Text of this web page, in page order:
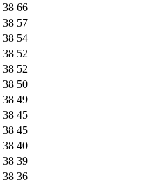
38 66
38 57
38 54
38 52
38 52
38 50
38 49
38 45
38 45
38 40
38 39
38 36